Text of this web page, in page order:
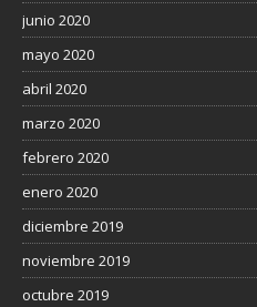
junio 2020
mayo 2020
abril 2020
marzo 2020
febrero 2020
enero 2020
diciembre 2019
noviembre 2019
octubre 2019